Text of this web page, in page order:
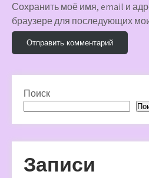
Сохранить моё имя, email и
браузере для последующих
Поиск
Записи